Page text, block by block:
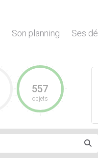
Son planning Ses
557
objets